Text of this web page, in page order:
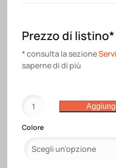
Prezzo di listino*
* consulta la sezione
saperne di di più
parasudore
in
con
Colore